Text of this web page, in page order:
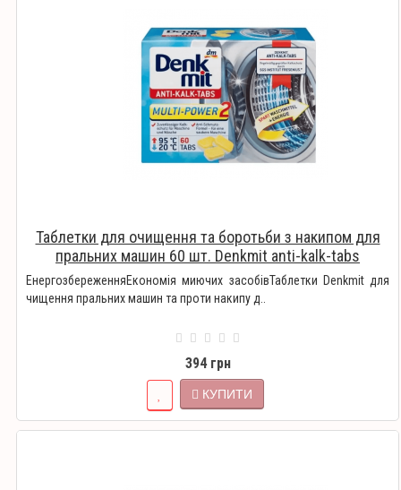
Таблетки для очищення та боротьби з накипом для
пральних машин 60 шт. Denkmit anti-kalk-tabs
ЕнергозбереженняЕкономія миючих засобівТаблетки Denkmit для
чищення пральних машин та проти накипу д..
394 грн
КУПИТИ